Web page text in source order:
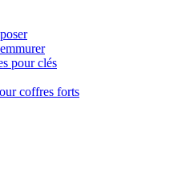
pour clés
coffres forts